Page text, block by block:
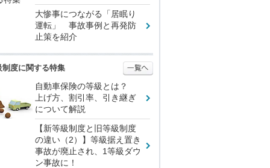
大惨事につながる「居眠り
運転」 事故事例と再発防
止策を紹介
制度に関する特集
自動車保険の等級とは？
上げ方、割引率、引き継ぎ
について解説
【新等級制度と旧等級制度
の違い（2）】等級据え置き
事故が廃止され、1等級ダウ
ン事故に！